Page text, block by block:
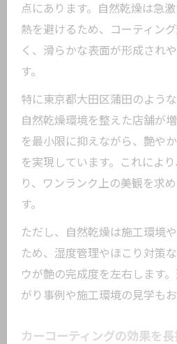
点にあります。自然乾燥は急
熱を避けるため、コーティン
く、滑らかな表面が形成され
す。
特に東京都大田区蒲田のよう
自然乾燥環境を整えた店舗が
を最小限に抑えながら、艶や
を実現しています。これによ
り、ワンランク上の美観を求
す。
ただし、自然乾燥は施工環境
ため、湿度管理やほこり対策
ウが艶の完成度を左右します
がり事例や施工環境の見学もお
カーコーティングの効果を